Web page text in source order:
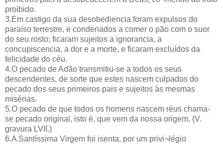
proibido.
3.Em castigo da sua desobediencia foram expulsos do
paraíso terrestre, e condenados a comer o pão com o suor
do seu rosto; ficaram sujeitos a ignorancia, a
concupiscencia, a dor e a morte, e ficaram excluídos da
felicidade do céu.
4.O pecado de Adão transmitiu-se a todos os seus
descendentes, de sorte que estes nascem culpados do
pecado dos seus primeiros pais e sujeitos às mesmas
misérias.
5.O pecado de que todos os homens nascem réus chama-
se pecado original, isto é, que vem da nossa origem. (V.
gravura LVII.)
6.A Santíssima Virgem foi isenta, por um privi¬légio